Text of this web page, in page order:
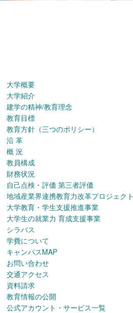
大学概要
大学紹介
建学の精神/教育理念
教育目標
教育方針（三つのポリシー）
沿 革
概 況
教員構成
財務状況
自己点検・評価 第三者評価
地域産業界連携教育力改革プロジェクト
大学教育・学生支援推進事業
大学生の就業力 育成支援事業
シラバス
学費について
キャンパスMAP
お問い合わせ
交通アクセス
資料請求
教育情報の公開
公式アカウント・サービス一覧